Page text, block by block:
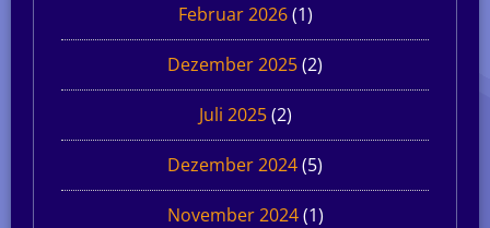
Februar 2026(1)
Dezember 2025(2)
Juli 2025(2)
Dezember 2024(5)
November 2024(1)